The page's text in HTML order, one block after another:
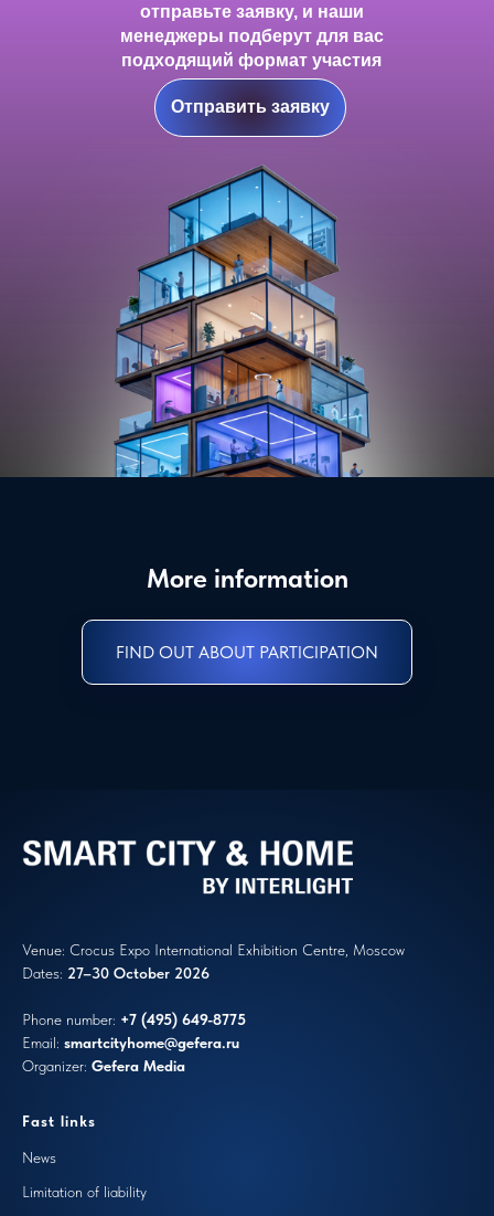
Отправить заявку
отправьте заявку, и наши
менеджеры подберут для вас
подходящий формат участия
More information
FIND OUT ABOUT PARTICIPATION
Venue: Crocus Expo International Exhibition Centre, Moscow
Dates: 27–30 October 2026
Phone number: +7 (495) 649-8775
Email: smartcityhome@gefera.ru
Organizer: Gefera Media
Fast links
News
Limitation of liability